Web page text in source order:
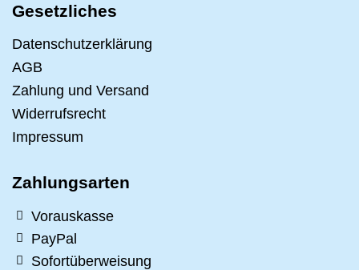
Gesetzliches
Datenschutzerklärung
AGB
Zahlung und Versand
Widerrufsrecht
Impressum
Zahlungsarten
Vorauskasse
PayPal
Sofortüberweisung